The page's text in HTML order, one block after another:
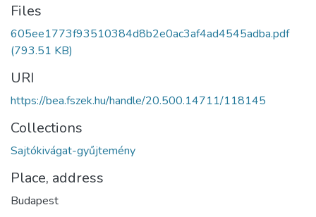
Files
605ee1773f93510384d8b2e0ac3af4ad4545adba.pdf
(793.51 KB)
URI
https://bea.fszek.hu/handle/20.500.14711/118145
Collections
Sajtókivágat-gyűjtemény
Place, address
Budapest